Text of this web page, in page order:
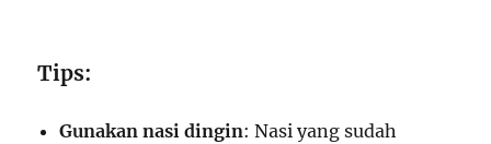
Tips:
Gunakan nasi dingin: Nasi yang sudah